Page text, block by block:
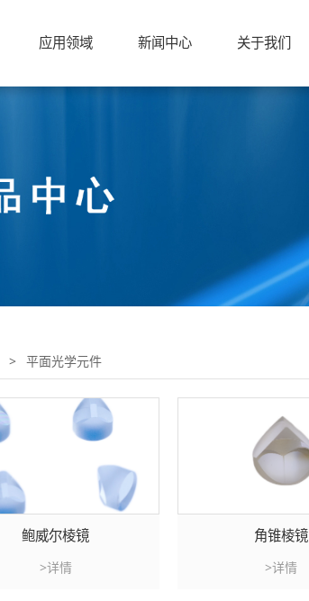
应用领域 新闻中心 关于我们
> 平面光学元件
鲍威尔棱镜
>详情
角锥棱镜
>详情